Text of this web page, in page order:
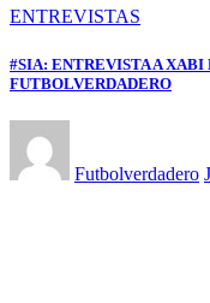
ENTREVISTAS
#SIA: ENTREVISTA A XABI
FUTBOLVERDADERO
Futbolverdadero